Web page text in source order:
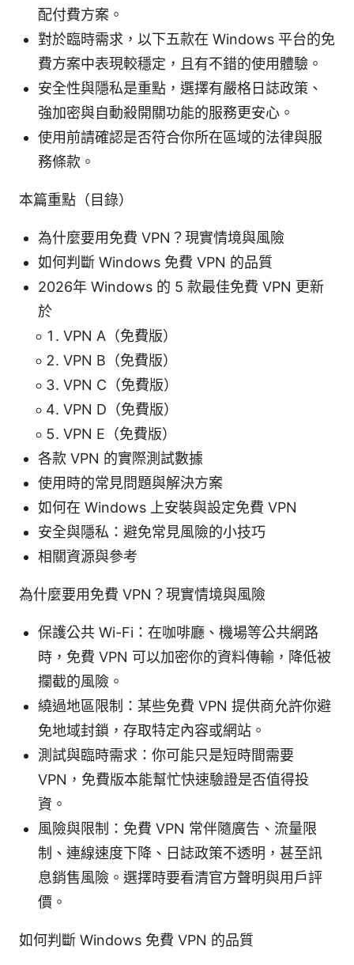
配付費方案。
對於臨時需求，以下五款在 Windows 平台的免
費方案中表現較穩定，且有不錯的使用體驗。
安全性與隱私是重點，選擇有嚴格日誌政策、
強加密與自動殺開關功能的服務更安心。
使用前請確認是否符合你所在區域的法律與服
務條款。
本篇重點（目錄）
為什麼要用免費 VPN？現實情境與風險
如何判斷 Windows 免費 VPN 的品質
2026年 Windows 的 5 款最佳免費 VPN 更新
於
VPN A（免費版）
VPN B（免費版）
VPN C（免費版）
VPN D（免費版）
VPN E（免費版）
各款 VPN 的實際測試數據
使用時的常見問題與解決方案
如何在 Windows 上安裝與設定免費 VPN
安全與隱私：避免常見風險的小技巧
相關資源與參考
為什麼要用免費 VPN？現實情境與風險
保護公共 Wi-Fi：在咖啡廳、機場等公共網路
時，免費 VPN 可以加密你的資料傳輸，降低被
攔截的風險。
繞過地區限制：某些免費 VPN 提供商允許你避
免地域封鎖，存取特定內容或網站。
測試與臨時需求：你可能只是短時間需要
VPN，免費版本能幫忙快速驗證是否值得投
資。
風險與限制：免費 VPN 常伴隨廣告、流量限
制、連線速度下降、日誌政策不透明，甚至訊
息銷售風險。選擇時要看清官方聲明與用戶評
價。
如何判斷 Windows 免費 VPN 的品質